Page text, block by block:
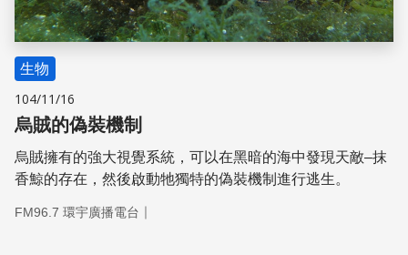
生物
104/11/16
烏賊的偽裝機制
烏賊擁有的強大視覺系統，可以在黑暗的海中發現天敵–抹
香鯨的存在，然後啟動牠獨特的偽裝機制進行逃生。
FM96.7 環宇廣播電台 ｜